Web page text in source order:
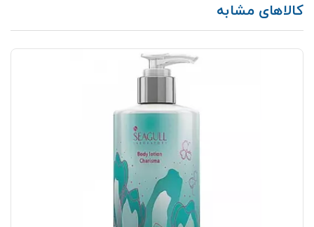
کالاهای مشابه